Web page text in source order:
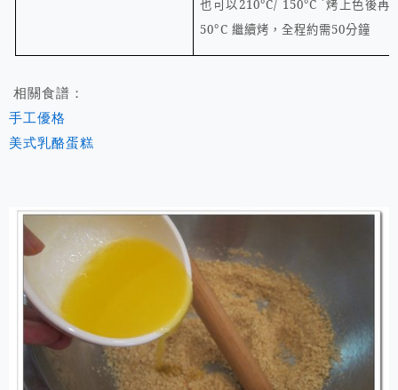
也可以210°C/ 150°C `烤上色後再
50°C 繼續烤，全程約需50分鐘
相關食譜：
手工優格
美式乳酪蛋糕